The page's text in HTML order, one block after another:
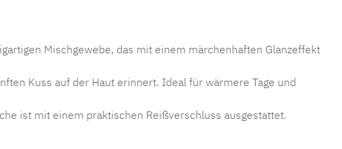
Mischgewebe, das mit einem märchenhaften Glanzeffekt
Kuss auf der Haut erinnert. Ideal für wärmere Tage und
ist mit einem praktischen Reißverschluss ausgestattet.